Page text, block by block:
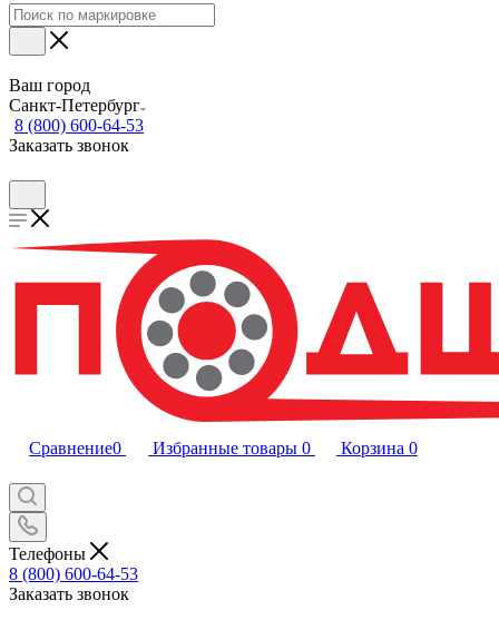
Ваш город
Санкт-Петербург
8 (800) 600-64-53
Заказать звонок
Сравнение0 Избранные товары 0 Корзина 0
Телефоны
8 (800) 600-64-53
Заказать звонок